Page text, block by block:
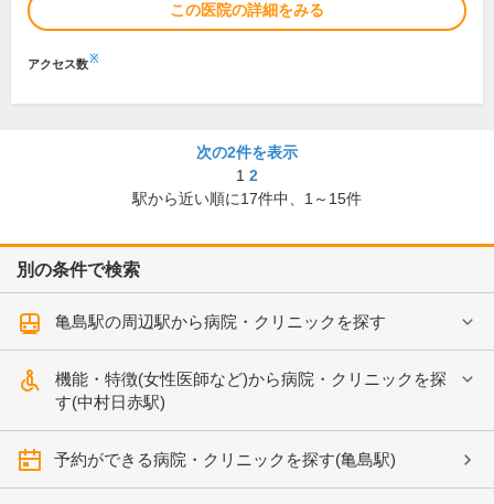
この医院の詳細をみる
アクセス数※
次の2件を表示
1 2
駅から近い順に17件中、 1～15件
別の条件で検索
亀島駅の周辺駅から病院・クリニックを探す
機能・特徴(女性医師など)から病院・クリニックを探
す(中村日赤駅)
予約ができる病院・クリニックを探す(亀島駅)